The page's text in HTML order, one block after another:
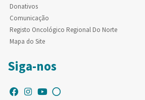
Donativos
Comunicação
Registo Oncológico Regional Do Norte
Mapa do Site
Siga-nos